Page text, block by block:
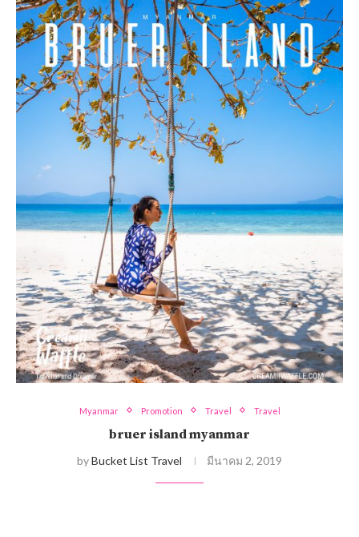
Myanmar Promotion Travel Travel
bruer island myanmar
byBucket List Travel มีนาคม 2, 2019